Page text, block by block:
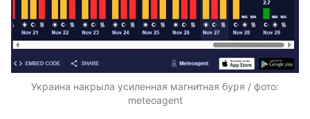
Украина накрыла усиленная магнитная буря / фото:
meteoagent